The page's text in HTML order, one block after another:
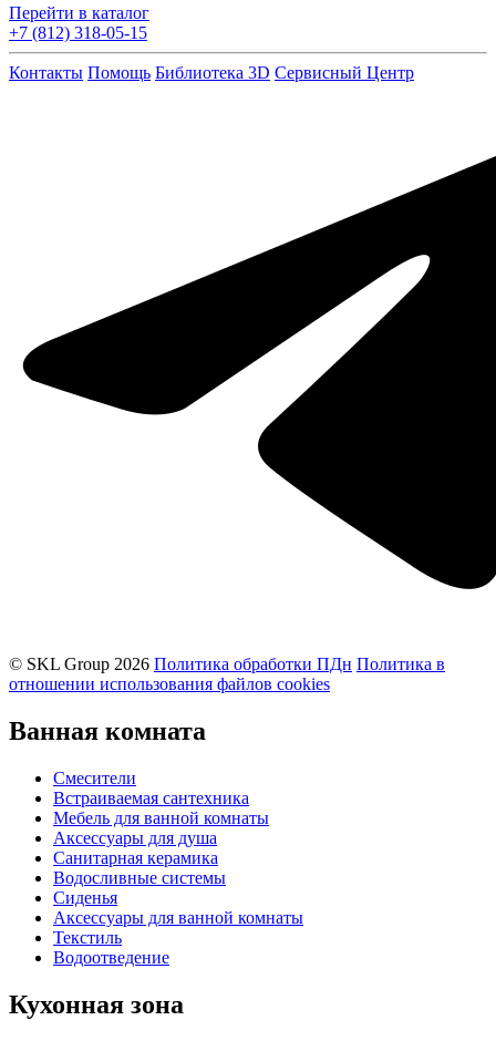
Перейти в каталог
+7 (812) 318-05-15
Контакты Помощь Библиотека 3D Сервисный Центр
© SKL Group 2026 Политика обработки ПДн Политика в
отношении использования файлов cookies
Ванная комната
Смесители
Встраиваемая сантехника
Мебель для ванной комнаты
Аксессуары для душа
Санитарная керамика
Водосливные системы
Сиденья
Аксессуары для ванной комнаты
Текстиль
Водоотведение
Кухонная зона